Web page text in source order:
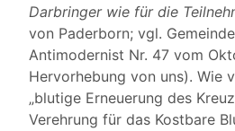
Darbringer wie für die
von Paderborn; vgl.
Antimodernist Nr. 47 vom
Hervorhebung von uns). Wie
„blutige Erneuerung des
Verehrung für das Kostbare